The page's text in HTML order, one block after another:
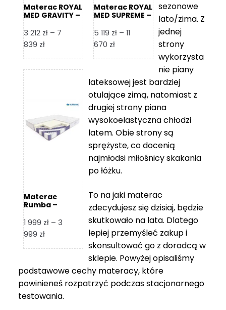
Materac ROYAL
MED GRAVITY –
3 212 zł – 7
839 złZakres
od
839 zł
Materac ROYAL
MED SUPREME –
5 119 zł – 11
670 złZakres
5
119 zł
do
670 zł
Materac
Rumba –
1 999 zł – 3
999 złZakres
1
999 zł
do
sezonowe
lato/zima. Z
jednej
strony
wykorzysta
nie piany
lateksowej jest bardziej
otulające zimą, natomiast z
drugiej strony piana
wysokoelastyczna chłodzi
latem. Obie strony są
sprężyste, co docenią
najmłodsi miłośnicy skakania
po łóżku.
To na jaki materac
zdecydujesz się dzisiaj, będzie
skutkowało na lata. Dlatego
lepiej przemyśleć zakup i
skonsultować go z doradcą w
sklepie. Powyżej opisaliśmy
podstawowe cechy materacy, które
powinieneś rozpatrzyć podczas stacjonarnego
testowania.